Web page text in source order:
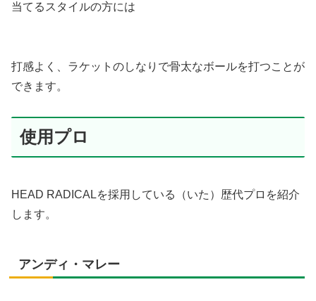
当てるスタイルの方には
打感よく、ラケットのしなりで骨太なボールを打つことが
できます。
使用プロ
HEAD RADICALを採用している（いた）歴代プロを紹介
します。
アンディ・マレー